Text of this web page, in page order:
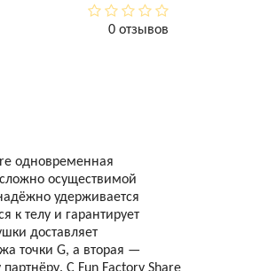
0 отзывов
одновременная
осуществимой
удерживается
к телу и гарантирует
доставляет
точки G, а вторая —